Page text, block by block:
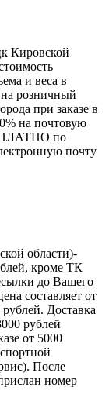
Кировской
и веса в
на розничный
при заказе в
на почтовую
по
почту
области)-
кроме ТК
до Вашего
составляет от
Доставка
рублей
от 5000
После
номер